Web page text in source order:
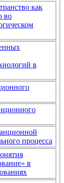
как
во
в
процесса
в